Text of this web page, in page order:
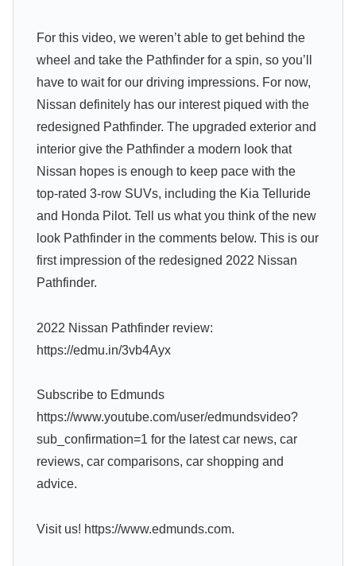
For this video, we weren’t able to get behind the
wheel and take the Pathfinder for a spin, so you’ll
have to wait for our driving impressions. For now,
Nissan definitely has our interest piqued with the
redesigned Pathfinder. The upgraded exterior and
interior give the Pathfinder a modern look that
Nissan hopes is enough to keep pace with the
top-rated 3-row SUVs, including the Kia Telluride
and Honda Pilot. Tell us what you think of the new
look Pathfinder in the comments below. This is our
first impression of the redesigned 2022 Nissan
Pathfinder.
2022 Nissan Pathfinder review:
https://edmu.in/3vb4Ayx
Subscribe to Edmunds
https://www.youtube.com/user/edmundsvideo?
sub_confirmation=1 for the latest car news, car
reviews, car comparisons, car shopping and
advice.
Visit us! https://www.edmunds.com.